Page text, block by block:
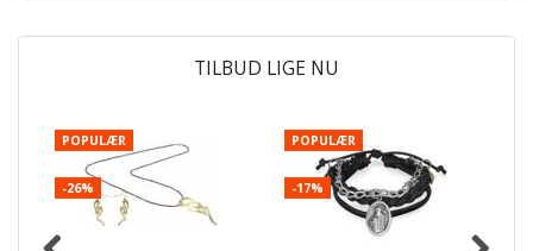
TILBUD LIGE NU
POPULÆR
-26%
POPULÆR
-17%